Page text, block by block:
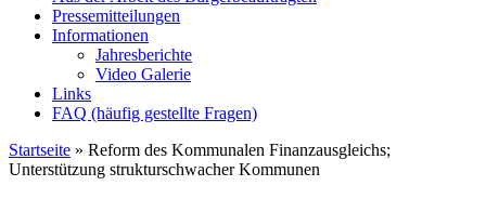
Pressemitteilungen
Informationen
Jahresberichte
Video Galerie
Links
FAQ (häufig gestellte Fragen)
Startseite » Reform des Kommunalen Finanzausgleichs;
Unterstützung strukturschwacher Kommunen